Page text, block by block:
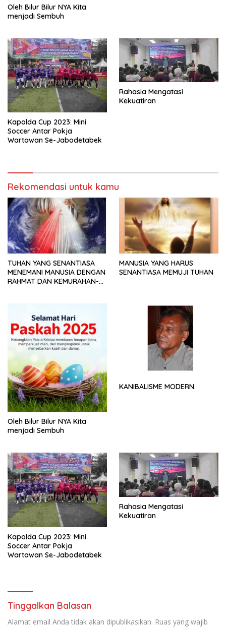
Oleh Bilur Bilur NYA Kita
menjadi Sembuh
Kapolda Cup 2023: Mini
Soccer Antar Pokja
Wartawan Se-Jabodetabek
Rahasia Mengatasi
Kekuatiran
Rekomendasi untuk kamu
TUHAN YANG SENANTIASA
MENEMANI MANUSIA DENGAN
RAHMAT DAN KEMURAHAN-
MANUSIA YANG HARUS
SENANTIASA MEMUJI TUHAN
Oleh Bilur Bilur NYA Kita
menjadi Sembuh
KANIBALISME MODERN.
Kapolda Cup 2023: Mini
Soccer Antar Pokja
Wartawan Se-Jabodetabek
Rahasia Mengatasi
Kekuatiran
Tinggalkan Balasan
Alamat email Anda tidak akan dipublikasikan. Ruas yang wajib